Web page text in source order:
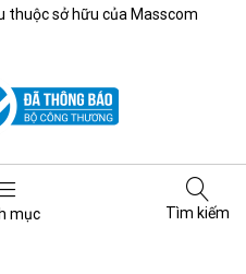
thuộc sở hữu của Masscom
mục Tìm kiếm